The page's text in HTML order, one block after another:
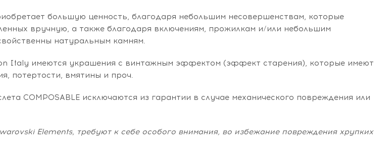
большую ценность, благодаря небольшим несовершенствам, которые
вручную, а также благодаря включениям, прожилкам и/или небольшим
натуральным камням.
Italy имеются украшения с винтажным эффектом (эффект старения), которые имеют
потертости, вмятины и проч.
COMPOSABLE исключаются из гарантии в случае механического повреждения или
Elements, требуют к себе особого внимания, во избежание повреждения хрупких